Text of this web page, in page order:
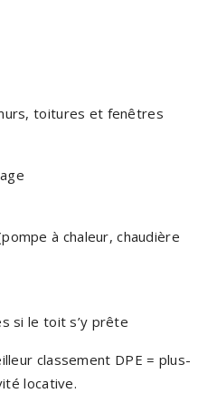
toitures et fenêtres
à chaleur, chaudière
si le toit s’y prête
classement DPE = plus-
locative.